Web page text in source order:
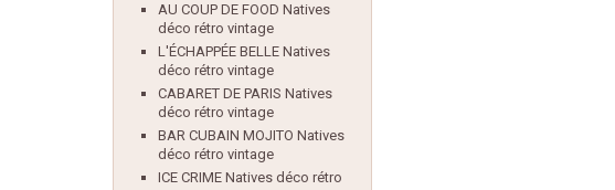
AU COUP DE FOOD Natives
déco rétro vintage
L'ÉCHAPPÉE BELLE Natives
déco rétro vintage
CABARET DE PARIS Natives
déco rétro vintage
BAR CUBAIN MOJITO Natives
déco rétro vintage
ICE CRIME Natives déco rétro